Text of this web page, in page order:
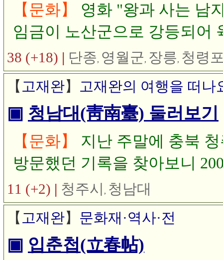
【문화】
영화 "왕과 사는 남
임금이 노산군으로 강등되어
죽고 그 시신을 수습한 엄흥
다.
38 (+18) | 단종, 영월군, 장릉, 청령
【 고재완】 고재완의 여행을 떠나
▣ 청남대(靑南臺) 둘러보기
【문화】
지난 주말에 충북
방문했던 기록을 찾아보니
와 많이 다르다. 대통령 기념
리에 대한민국 임시정부 기념
령 때 청남대의 소유·관리권
일반에게 개방하였다.
11 (+2) | 청주시 , 청남대
【 고재완】 문화재·역사·전
▣ 입춘첩(立春帖)